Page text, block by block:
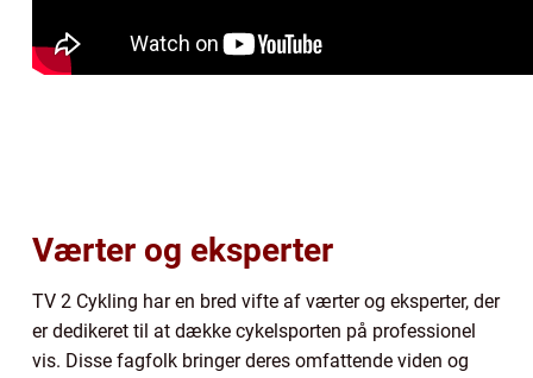
Værter og eksperter
TV 2 Cykling har en bred vifte af værter og eksperter, der
er dedikeret til at dække cykelsporten på professionel
vis. Disse fagfolk bringer deres omfattende viden og